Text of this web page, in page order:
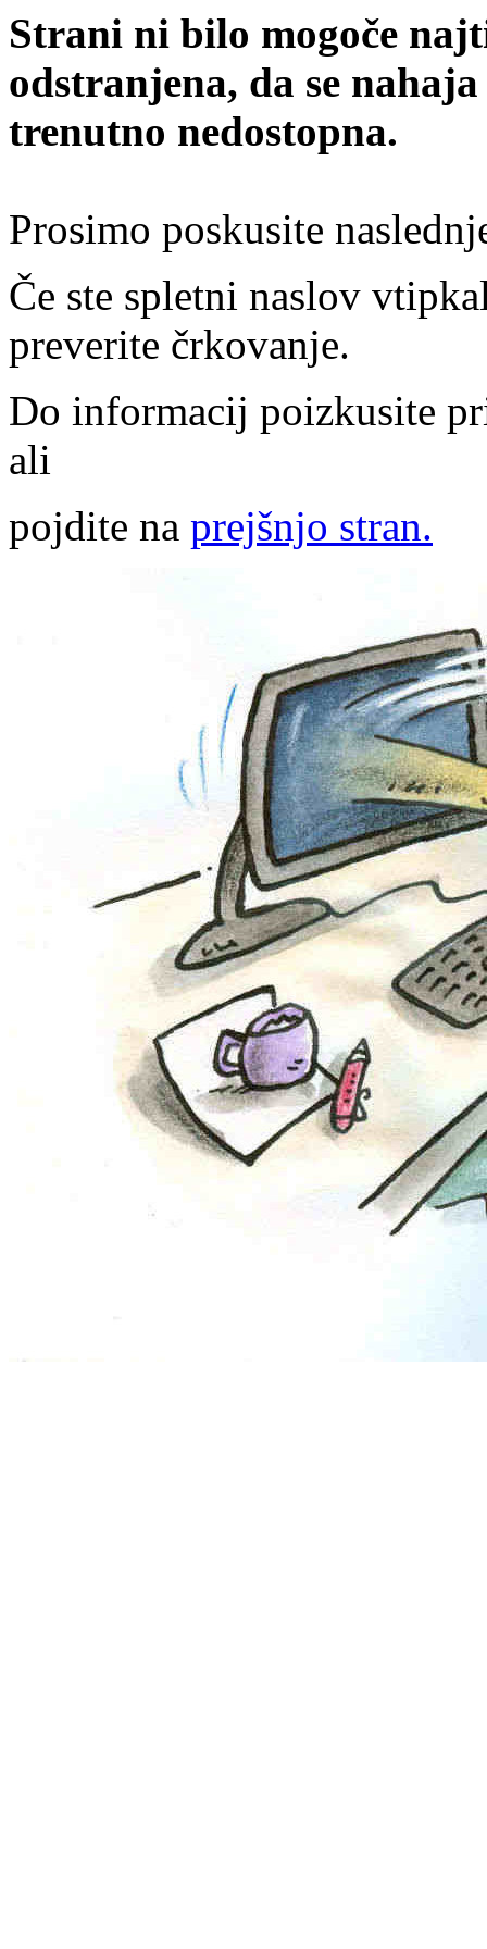
Strani ni bilo mogoče
odstranjena, da se
trenutno nedostopna.
Prosimo poskusite
Če ste spletni naslov
preverite črkovanje.
Do informacij poizkusite
ali
pojdite na prejšnjo stran.